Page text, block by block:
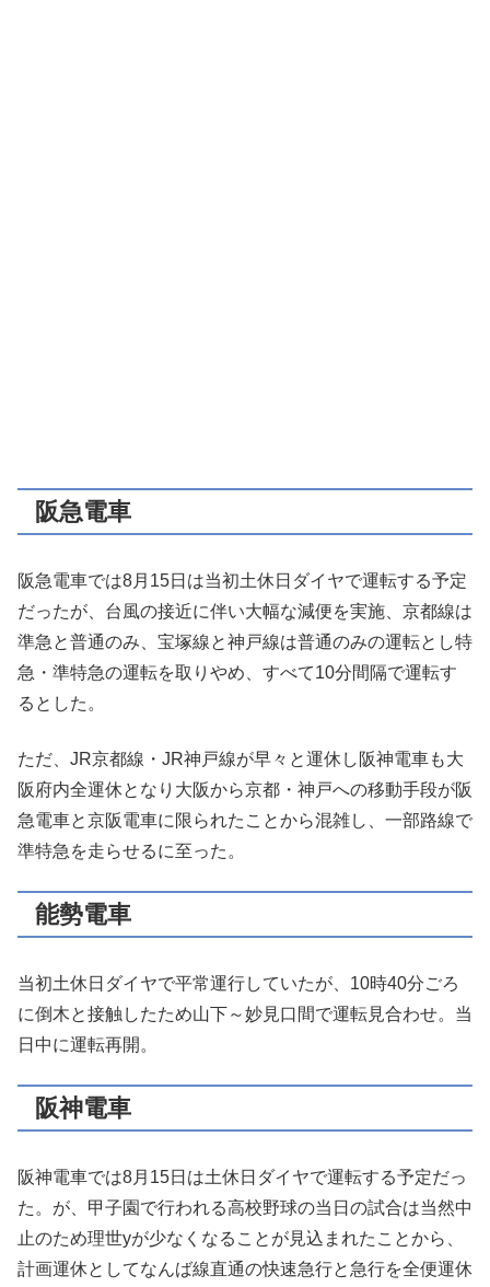
阪急電車
阪急電車では8月15日は当初土休日ダイヤで運転する予定
だったが、台風の接近に伴い大幅な減便を実施、京都線は
準急と普通のみ、宝塚線と神戸線は普通のみの運転とし特
急・準特急の運転を取りやめ、すべて10分間隔で運転す
るとした。
ただ、JR京都線・JR神戸線が早々と運休し阪神電車も大
阪府内全運休となり大阪から京都・神戸への移動手段が阪
急電車と京阪電車に限られたことから混雑し、一部路線で
準特急を走らせるに至った。
能勢電車
当初土休日ダイヤで平常運行していたが、10時40分ごろ
に倒木と接触したため山下～妙見口間で運転見合わせ。当
日中に運転再開。
阪神電車
阪神電車では8月15日は土休日ダイヤで運転する予定だっ
た。が、甲子園で行われる高校野球の当日の試合は当然中
止のため理世yが少なくなることが見込まれたことから、
計画運休としてなんば線直通の快速急行と急行を全便運休